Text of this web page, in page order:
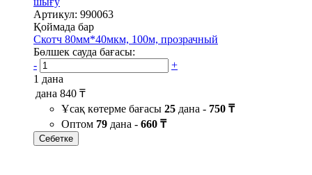
Артикул: 990063
Қоймада бар
Скотч 80мм*40мкм, 100м, прозрачный
Бөлшек сауда бағасы:
-
+
1 дана
дана 840 ₸
Ұсақ көтерме бағасы 25 дана - 750 ₸
Оптом 79 дана - 660 ₸
Себетке